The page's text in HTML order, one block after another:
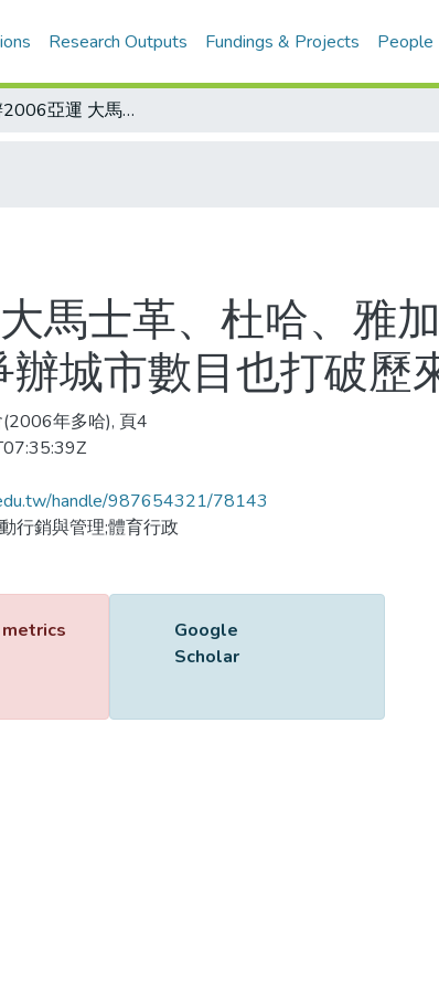
Research Outputs Fundings & Projects People
五城市申辦2006亞運 大馬士革、杜哈、雅加達、吉隆坡、新德里，均以報名角逐，爭辦城市數目也打破歷來紀錄
馬士革、杜哈、雅
城市數目也打破歷
年多哈), 頁4
handle/987654321/78143
行銷與管理;體育行政
421101.pdf